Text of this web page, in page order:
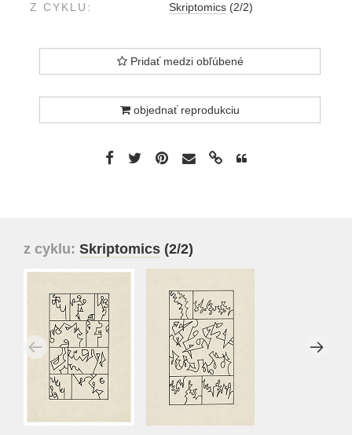
Z CYKLU: Skriptomics (2/2)
Pridať medzi obľúbené
objednať reprodukciu
z cyklu: Skriptomics (2/2)